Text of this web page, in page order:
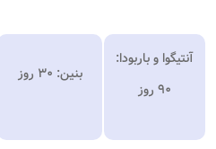
آنتیگوا و باربودا:
۹۰ روز
بنین: ۳۰ روز